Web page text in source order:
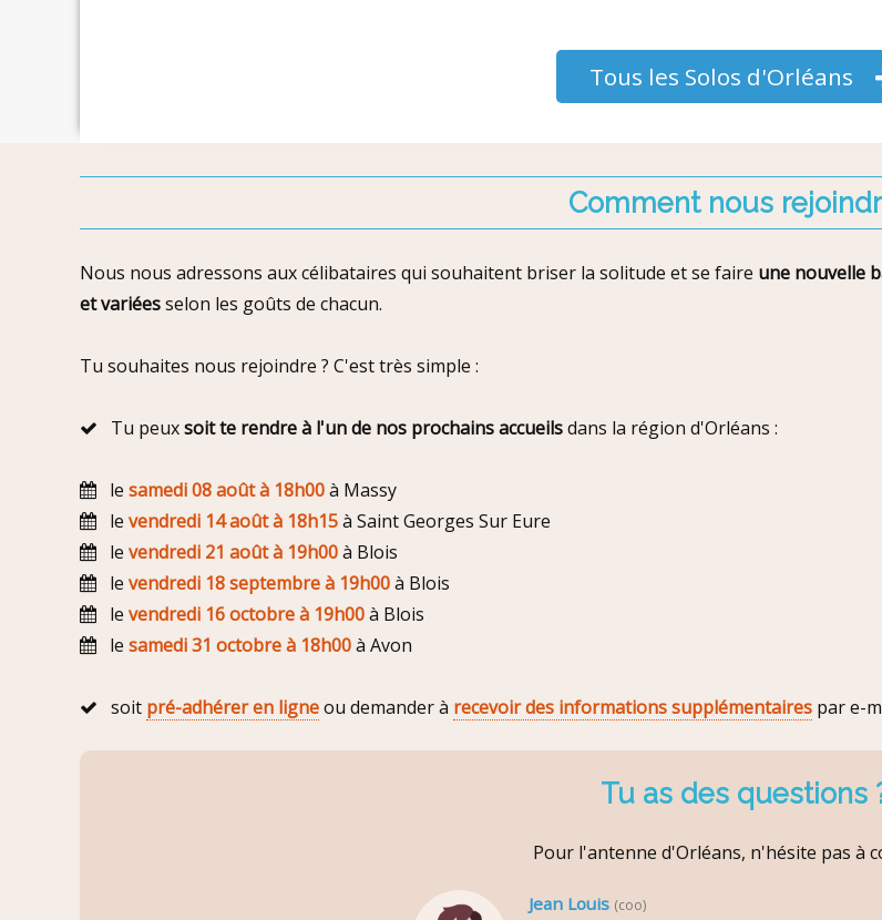
Tous les Solos d'Orléans
Comment nous
Nous nous adressons aux célibataires qui souhaitent briser la solitude et se faire une nouvelle
et variéesselon les goûts de chacun.
Tu souhaites nous rejoindre ? C'est très simple :
Tu peuxsoit te rendre à l'un de nos prochains accueilsdans la région d'Orléans :
le samedi 08 août à 18h00à Massy
le vendredi 14 août à 18h15à Saint Georges Sur Eure
le vendredi 21 août à 19h00à Blois
le vendredi 18 septembre à 19h00à Blois
le vendredi 16 octobre à 19h00à Blois
le samedi 31 octobre à 18h00à Avon
soit pré-adhérer en ligneou demander à recevoir des informations supplémentaires par e-
Tu as des questions
Pour l'antenne d'Orléans, n'hésite pas à
Jean Louis (coo)